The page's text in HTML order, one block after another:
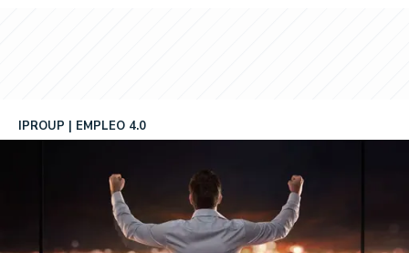
IPROUP EMPLEO 4.0